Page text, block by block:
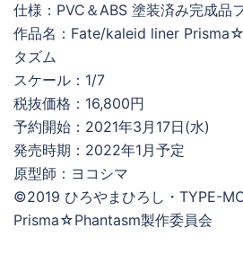
仕様：PVC＆ABS 塗装済み完成品
作品名：Fate/kaleid liner
タズム
スケール：1/7
税抜価格：16,800円
予約開始：2021年3月17日(水)
発売時期：2022年1月予定
原型師：ヨコシマ
©2019 ひろやまひろし・TYPE-
Prisma☆Phantasm製作委員会